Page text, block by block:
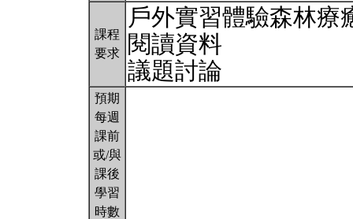
課程
要求
戶外實習體驗森林療
閱讀資料
議題討論
預期
每週
課前
或/與
課後
學習
時數